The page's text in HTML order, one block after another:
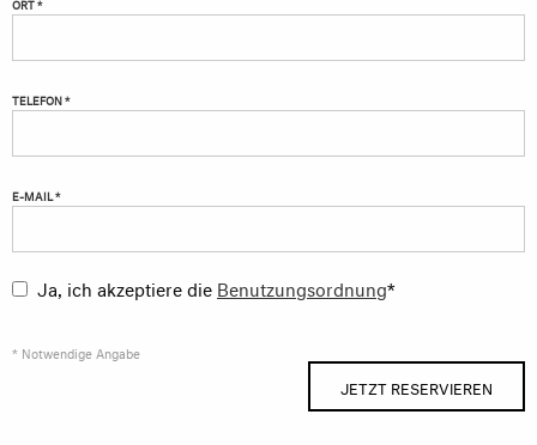
ORT *
TELEFON *
E-MAIL *
Ja, ich akzeptiere die Benutzungsordnung*
* Notwendige Angabe
JETZT RESERVIEREN